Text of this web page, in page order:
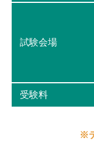
試験会場
受験料
※